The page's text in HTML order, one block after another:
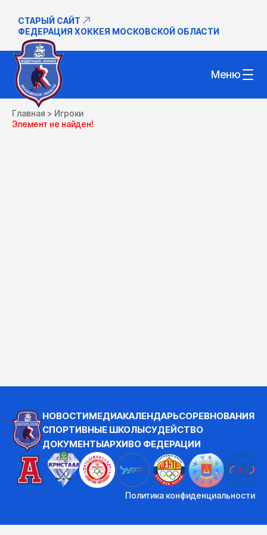
СТАРЫЙ САЙТ
ФЕДЕРАЦИЯ ХОККЕЯ МОСКОВСКОЙ ОБЛАСТИ
Меню
Главная > Игроки
Элемент не найден!
НОВОСТИМЕДИАКАЛЕНДАРЬСОРЕВНОВАНИЯ
СПОРТИВНЫЕ ШКОЛЫСУДЕЙСТВО
ДОКУМЕНТЫАРХИВО ФЕДЕРАЦИИ
Политика конфиденциальности